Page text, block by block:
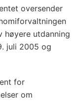
oversender
høyere utdanning
juli 2005 og
for
om